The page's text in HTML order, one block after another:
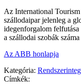
Az International
szállodaipar jelenleg a
idegenforgalom
a szállodai szobák
Az ABB honlapja
Kategória:
Címkék: